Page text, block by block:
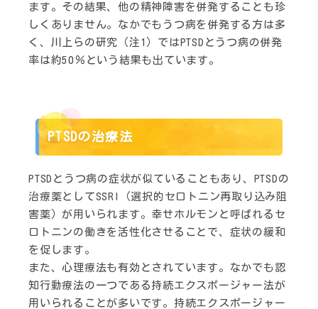
ます。その結果、他の精神障害を併発することも珍
しくありません。なかでもうつ病を併発する方は多
く、川上らの研究（注1）ではPTSDとうつ病の併発
率は約50％という結果も出ています。
PTSDの治療法
PTSDとうつ病の症状が似ていることもあり、PTSDの
治療薬としてSSRI（選択的セロトニン再取り込み阻
害薬）が用いられます。幸せホルモンと呼ばれるセ
ロトニンの働きを活性化させることで、症状の緩和
を促します。
また、心理療法も有効とされています。なかでも認
知行動療法の一つである持続エクスポージャー法が
用いられることが多いです。持続エクスポージャー